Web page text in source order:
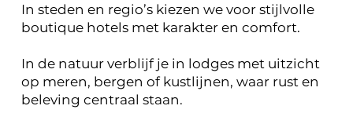
In steden en regio’s kiezen we voor stijlvolle
boutique hotels met karakter en comfort.
In de natuur verblijf je in lodges met uitzicht
op meren, bergen of kustlijnen, waar rust en
beleving centraal staan.